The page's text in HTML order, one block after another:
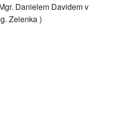
Danielem Davidem v
Zelenka )